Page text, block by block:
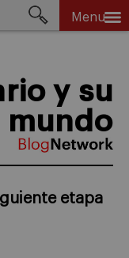
Menu
y su
mundo
etapa